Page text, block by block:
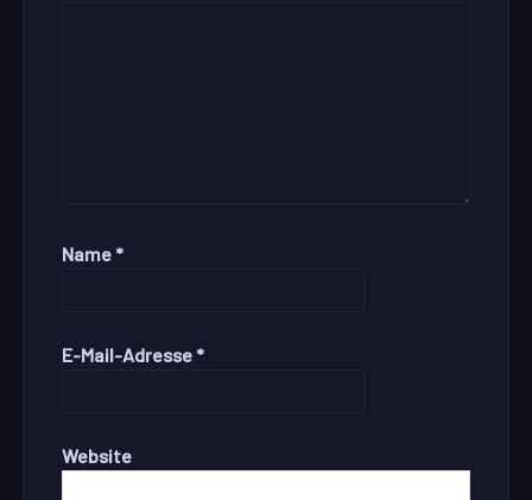
Name *
E-Mail-Adresse *
Website